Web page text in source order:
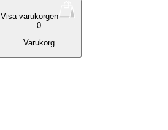
Visa varukorgen
0
Varukorg